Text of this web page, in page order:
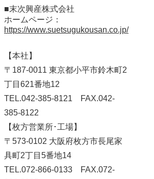
■末次興産株式会社
ホームページ：
https://www.suetsugukousan.co.jp/
【本社】
〒187-0011 東京都小平市鈴木町2
丁目621番地12
TEL.042-385-8121 FAX.042-
385-8122
【枚方営業所･工場】
〒573-0102 大阪府枚方市長尾家
具町2丁目5番地14
TEL.072-866-0133 FAX.072-